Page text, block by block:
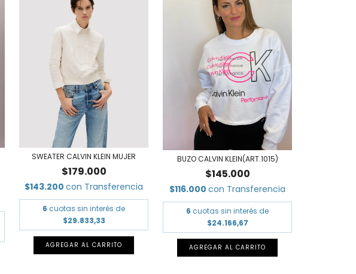
SWEATER CALVIN KLEIN MUJER
$179.000
$143.200con Transferencia
6 cuotas sin interés de
$29.833,33
AGREGAR AL CARRITO
BUZO CALVIN KLEIN(ART.1015)
$145.000
$116.000con Transferencia
6 cuotas sin interés de
$24.166,67
AGREGAR AL CARRITO